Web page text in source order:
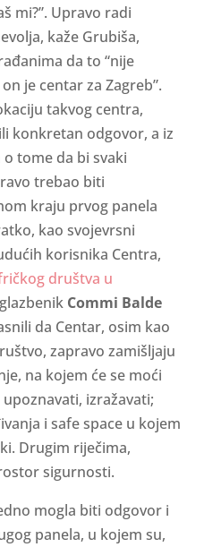
mi?”. Upravo radi
kaže Grubiša,
da to “nije
je centar za Zagreb”.
takvog centra,
konkretan odgovor, a iz
tome da bi svaki
trebao biti
kraju prvog panela
kao svojevrsni
korisnika Centra,
društva u
Commi Balde
da Centar, osim kao
zapravo zamišljaju
na kojem će se moći
izražavati;
i safe space u kojem
Drugim riječima,
sigurnosti.
mogla biti odgovor i
panela, u kojem su,